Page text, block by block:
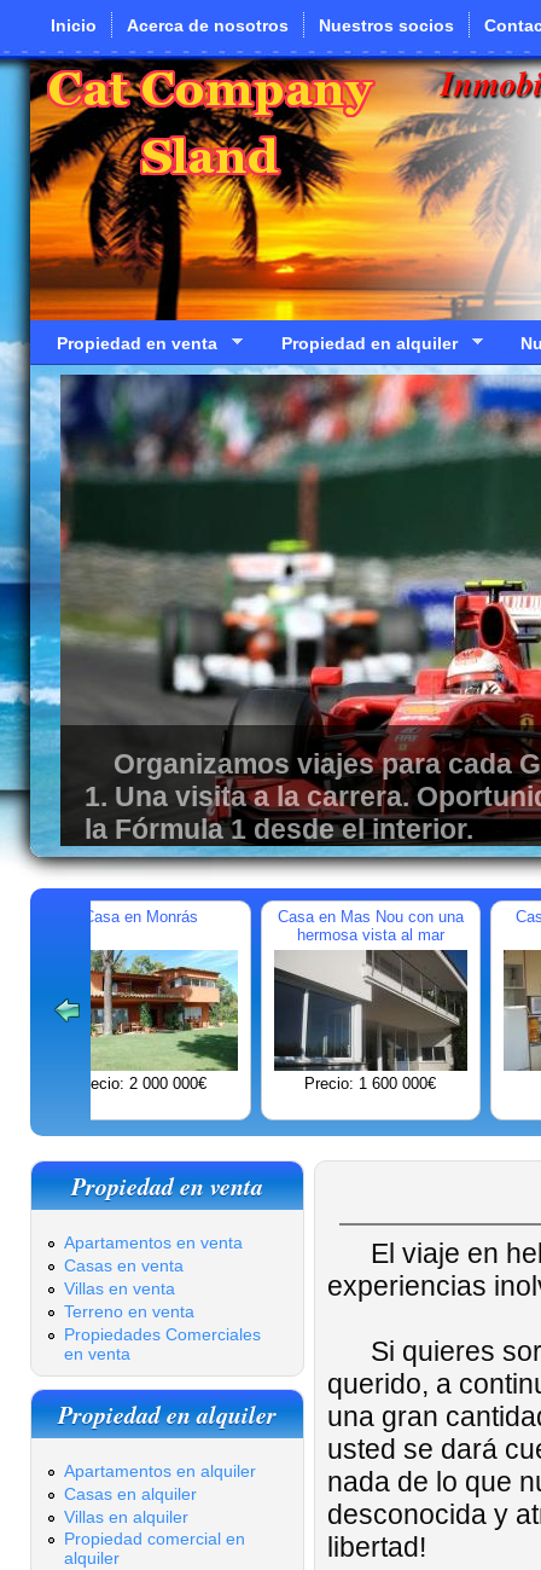
Pasar al contenido principal
Inicio Acerca de nosotros Nuestros socios
Propiedad en venta Propiedad en alquiler
Organizamos viajes para cada
1. Una visita a la carrera.
la Fórmula 1 desde el interior.
Su casa en Catalunya en
limpieza? Luego nos dirigimos a
apartamentos, casas y chalets
los trabajos necesarios de
cliente.
La casa contigua a la segunda
Precio: 651 000€
La casa en la Romaña
Precio: Contáctenos
Propiedad en venta
Apartamentos en venta
Casas en venta
Villas en venta
Terreno en venta
Propiedades Comerciales
en venta
Propiedad en alquiler
Apartamentos en alquiler
Casas en alquiler
Villas en alquiler
Propiedad comercial en
alquiler
El viaje en
experiencias
Si quieres
querido, a
una gran
usted se dará
nada de lo que
desconocida y
libertad!